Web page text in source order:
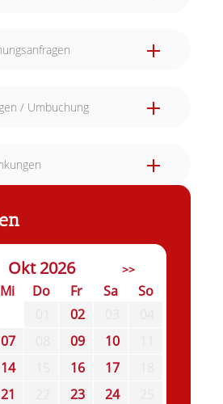
/ Umbuchung
Okt 2026 >>
Mi Do Fr Sa
So
02
07 09 10
14 16 17
21 23 24